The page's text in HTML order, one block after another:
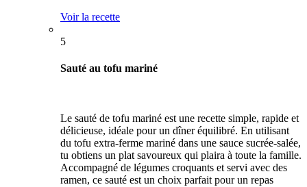
Voir la recette
5
Sauté au tofu mariné
Le sauté de tofu mariné est une recette simple, rapide et
délicieuse, idéale pour un dîner équilibré. En utilisant
du tofu extra-ferme mariné dans une sauce sucrée-salée,
tu obtiens un plat savoureux qui plaira à toute la famille.
Accompagné de légumes croquants et servi avec des
ramen, ce sauté est un choix parfait pour un repas